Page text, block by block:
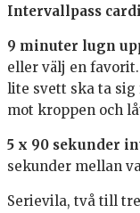
Intervallpass
9 minuter lugn
eller välj en
lite svett ska ta sig
mot kroppen och
5 x 90 sekunder
sekunder mellan
Serievila, två till